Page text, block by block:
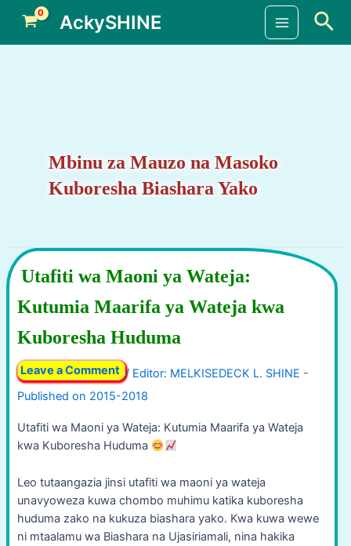
content
AckySHINE
Main
Mbinu za Mauzo na Masoko
Kuboresha Biashara Yako
Utafiti wa Maoni ya Wateja:
Kutumia Maarifa ya Wateja kwa
Kuboresha Huduma
Leave a Comment /
Utafiti wa Maoni ya Wateja: Kutumia Maarifa ya Wateja
kwa Kuboresha Huduma
Leo tutaangazia jinsi utafiti wa maoni ya wateja
unavyoweza kuwa chombo muhimu katika kuboresha
huduma zako na kukuza biashara yako. Kwa kuwa wewe
ni mtaalamu wa Biashara na Ujasiriamali, nina hakika